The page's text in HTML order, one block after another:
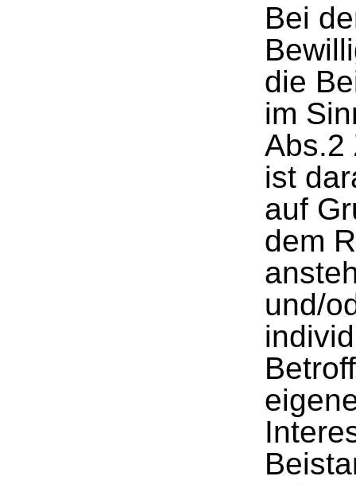
Bei
die
im
Abs.2
ist
auf
dem
und/